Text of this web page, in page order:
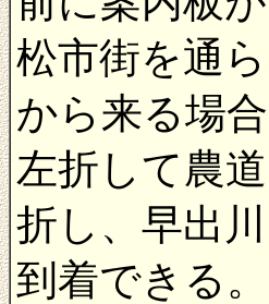
松市街を通
から来る場
左折して農
折し、早出
到着できる。